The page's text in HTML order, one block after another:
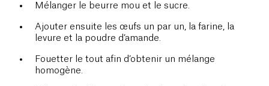
Mélanger le beurre mou et le sucre.
Ajouter ensuite les œufs un par un, la farine, la
levure et la poudre d’amande.
Fouetter le tout afin d’obtenir un mélange
homogène.